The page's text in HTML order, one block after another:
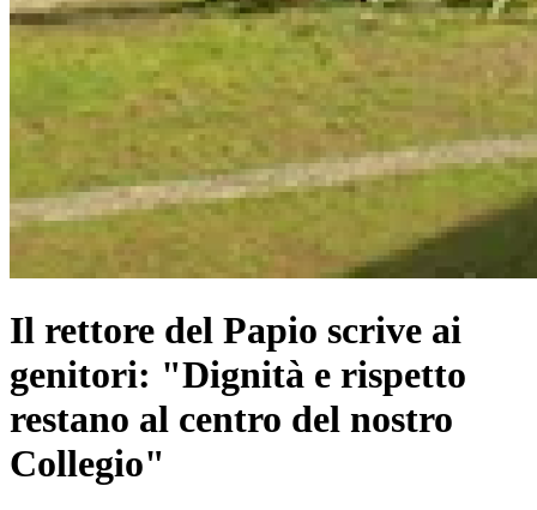
Il rettore del Papio scrive ai
genitori: "Dignità e rispetto
restano al centro del nostro
Collegio"